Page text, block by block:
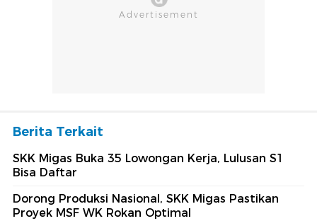
Berita Terkait
SKK Migas Buka 35 Lowongan Kerja, Lulusan S1
Bisa Daftar
Dorong Produksi Nasional, SKK Migas Pastikan
Proyek MSF WK Rokan Optimal